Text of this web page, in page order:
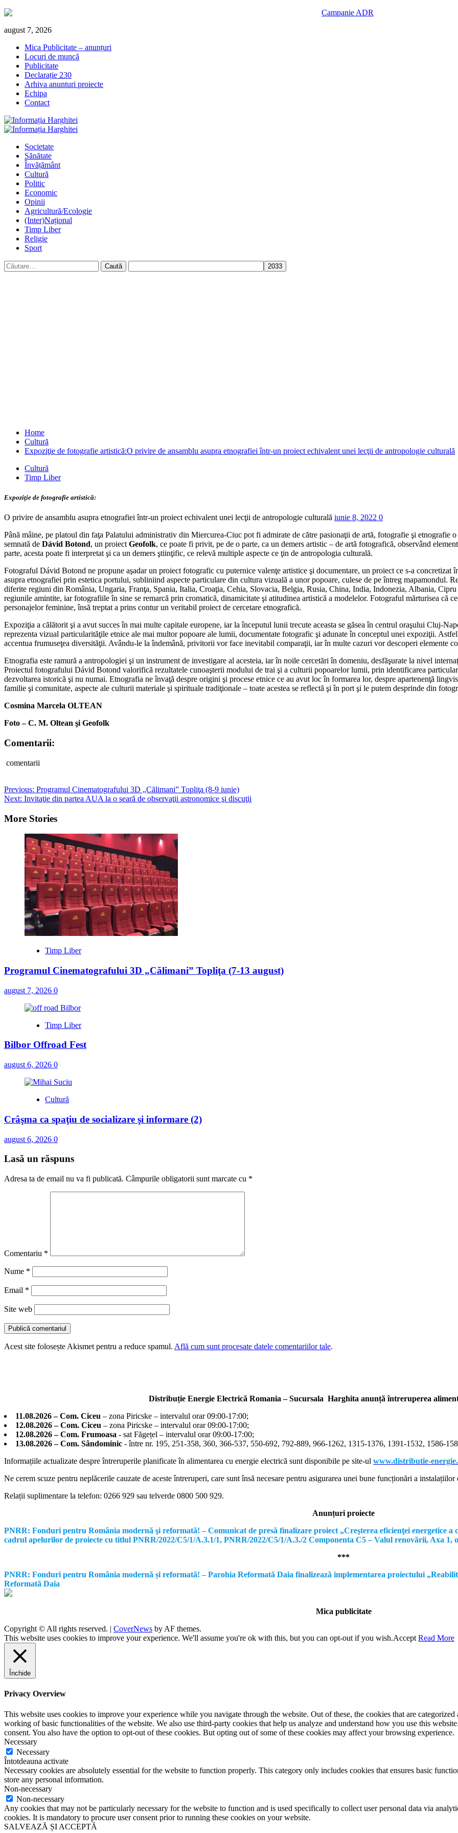
Skip
content
august 7, 2026
Mica Publicitate – anunțuri
Locuri de muncă
Publicitate
Declarație 230
Arhiva anunturi proiecte
Echipa
Contact
Primary
Societate
Sănătate
Învățământ
Cultură
Politic
Economic
Opinii
Agricultură/Ecologie
(Inter)Național
Timp Liber
Religie
Sport
Caută
după:
Home
Cultură
Expoziţie de fotografie artistică:O privire de ansamblu asupra etnografiei într-un proiect echivalent unei lecţii de antropologie culturală
Cultură
Timp Liber
Expoziţie de fotografie artistică:
O privire de ansamblu asupra etnografiei într-un proiect echivalent unei lecţii de antropologie culturală iunie 8, 2022 0
Până mâine, pe platoul din faţa Palatului administrativ din Miercurea-Ciuc pot fi admirate de către pasionaţii de artă, fotografie şi etnografie
semnată de Dávid Botond, un proiect Geofolk, ce poate fi privit, pe de o parte, ca un demers artistic – de artă fotografică, observând
parte, acesta poate fi interpretat şi ca un demers ştiinţific, ce relevă multiple aspecte ce ţin de antropologia culturală.
Fotograful Dávid Botond ne propune aşadar un proiect fotografic cu puternice valenţe artistice şi documentare, un proiect ce s-a concretizat
asupra etnografiei prin estetica portului, subliniind aspecte particulare din cultura vizuală a unor popoare, culese de pe întreg mapamondul.
diferite regiuni din România, Ungaria, Franţa, Spania, Italia, Croaţia, Cehia, Slovacia, Belgia, Rusia, China, India, Indonezia, Albania,
regiunile amintite, iar fotografiile în sine se remarcă prin cromatică, dinamicitate şi atitudinea artistică a modelelor. Fotograful mărturisea că
personajelor feminine, însă treptat a prins contur un veritabil proiect de cercetare etnografică.
Expoziţia a călătorit şi a avut succes în mai multe capitale europene, iar la începutul lunii trecute aceasta se găsea în centrul oraşului Cluj-
reprezenta vizual particularităţile etnice ale mai multor popoare ale lumii, documentate fotografic şi adunate în conceptul unei expoziţii.
accentua frumuseţea diversităţii. Avându-le la îndemână, privitorii vor face inevitabil comparaţii, iar în multe cazuri vor descoperi elemente
Etnografia este ramură a antropologiei şi un instrument de investigare al acesteia, iar în noile cercetări în domeniu, desfăşurate la nivel
Proiectul fotografului Dávid Botond valorifică rezultatele cunoaşterii modului de trai şi a culturii popoarelor lumii, prin identificarea
dezvoltarea istorică şi nu numai. Etnografia ne învaţă despre origini şi procese etnice ce au avut loc în formarea lor, despre apartenenţă
familie şi comunitate, aspecte ale culturii materiale şi spirituale tradiţionale – toate acestea se reflectă şi în port şi le putem desprinde din
Cosmina Marcela OLTEAN
Foto – C. M. Oltean şi Geofolk
Comentarii:
comentarii
Post
navigation
Previous: Programul Cinematografului 3D „Călimani” Topliţa (8-9 iunie)
Next: Invitaţie din partea AUA la o seară de observaţii astronomice şi discuţii
More Stories
Timp Liber
Programul Cinematografului 3D „Călimani” Topliţa (7-13 august)
august 7, 2026 0
Timp Liber
Bilbor Offroad Fest
august 6, 2026 0
Cultură
Crâşma ca spaţiu de socializare şi informare (2)
august 6, 2026 0
Lasă un răspuns
Adresa ta de email nu va fi publicată. Câmpurile obligatorii sunt marcate cu *
Comentariu *
Nume *
Email *
Site web
Acest site folosește Akismet pentru a reduce spamul. Află cum sunt procesate datele comentariilor tale.
Distribuție Energie Electrică Romania – Sucursala Harghita anunță întreruperea
11.08.2026 – Com. Ciceu – zona Piricske – intervalul orar 09:00-17:00;
12.08.2026 – Com. Ciceu – zona Piricske – intervalul orar 09:00-17:00;
12.08.2026 – Com. Frumoasa - sat Făgețel – intervalul orar 09:00-17:00;
13.08.2026 – Com. Sândominic - între nr. 195, 251-358, 360, 366-537, 550-692, 792-889, 966-1262, 1315-1376, 1391-1532, 1586-
Informațiile actualizate despre întreruperile planificate în alimentarea cu energie electrică sunt disponibile pe site-ul www.distributie-
Ne cerem scuze pentru neplăcerile cauzate de aceste întreruperi, care sunt însă necesare pentru asigurarea unei bune funcționări a instalațiilor
Relații suplimentare la telefon: 0266 929 sau telverde 0800 500 929.
Anunțuri proiecte
PNRR: Fonduri pentru România modernă şi reformată! – Comunicat de presă finalizare proiect „Creşterea eficienţei energetice
cadrul apelurilor de proiecte cu titlul PNRR/2022/C5/1/A.3.1/1, PNRR/2022/C5/1/A.3./2 Componenta C5 – Valul renovării, Axa 1,
***
PNRR: Fonduri pentru România modernă și reformată! – Parohia Reformată Daia finalizează implementarea proiectului
Reformată Daia
Mica publicitate
Copyright © All rights reserved. | CoverNews by AF themes.
This website uses cookies to improve your experience. We'll assume you're ok with this, but you can opt-out if you wish.Accept Read More
Închide
Privacy Overview
This website uses cookies to improve your experience while you navigate through the website. Out of these, the cookies that are categorized
working of basic functionalities of the website. We also use third-party cookies that help us analyze and understand how you use this
consent. You also have the option to opt-out of these cookies. But opting out of some of these cookies may affect your browsing experience.
Necessary
Necessary
Întotdeauna activate
Necessary cookies are absolutely essential for the website to function properly. This category only includes cookies that ensures basic
store any personal information.
Non-necessary
Non-necessary
Any cookies that may not be particularly necessary for the website to function and is used specifically to collect user personal data via
cookies. It is mandatory to procure user consent prior to running these cookies on your website.
SALVEAZĂ ȘI ACCEPTĂ